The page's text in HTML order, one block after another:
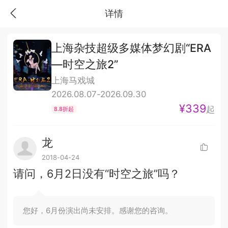
详情
上海杂技超级多媒体梦幻剧“ERA
—时空之旅2”
上海马戏城
2026.08.07-2026.09.30
8.8折起 ¥339起
龙
2018-04-24
请问，6月2日没有“时空之旅”吗？
您好，6月份演出尚未安排。感谢您的咨询。